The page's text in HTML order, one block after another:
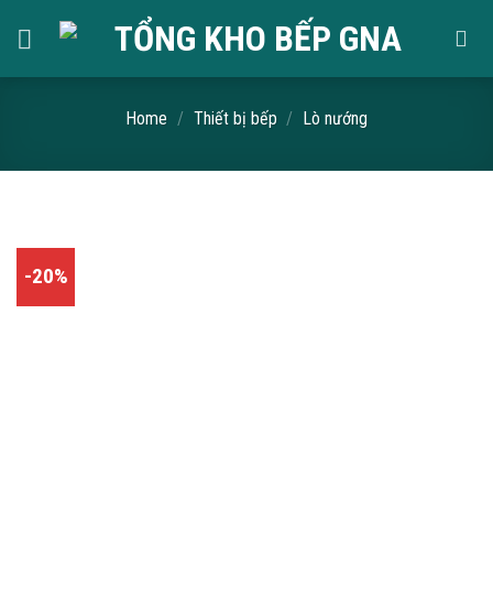
Home / Thiết bị bếp / Lò nướng
-20%